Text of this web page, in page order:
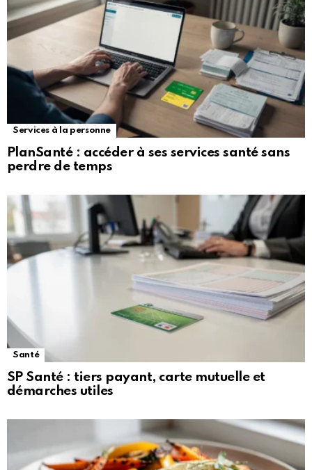
Services à la personne
PlanSanté : accéder à ses services santé sans
perdre de temps
Santé
SP Santé : tiers payant, carte mutuelle et
démarches utiles